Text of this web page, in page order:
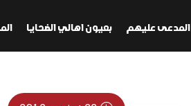
المدعى عليهم بعيون اهالي الضحايا